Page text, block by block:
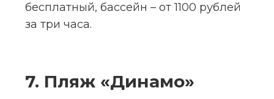
бесплатный, бассейн – от 1100 рублей
за три часа.
7. Пляж «Динамо»